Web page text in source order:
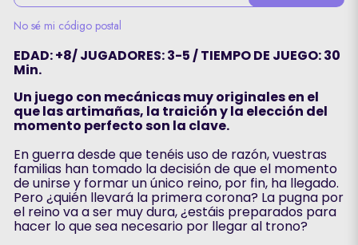
No sé mi código postal
EDAD: +8/ JUGADORES: 3-5 / TIEMPO DE JUEGO: 30
Min.
Un juego con mecánicas muy originales en el
que las artimañas, la traición y la elección del
momento perfecto son la clave.
En guerra desde que tenéis uso de razón, vuestras
familias han tomado la decisión de que el momento
de unirse y formar un único reino, por fin, ha llegado.
Pero ¿quién llevará la primera corona? La pugna por
el reino va a ser muy dura, ¿estáis preparados para
hacer lo que sea necesario por llegar al trono?